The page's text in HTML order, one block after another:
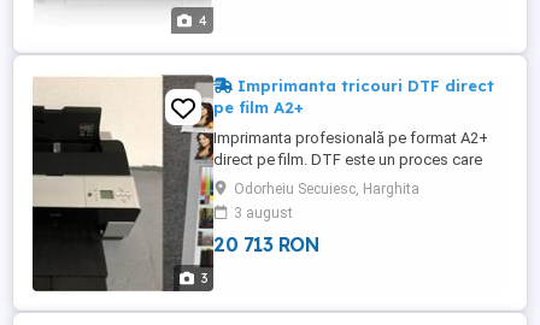
4
Cerneală ...
3
Imprimanta tricouri DTF direct
pe film A2+
Imprimanta profesională pe format A2+
direct pe film. DTF este un proces care
permite utilizatorilor să producă
transferuri textile. Noul proces DTF este
potrivit pentru tricouri, pălării, măști, genți,
umbrele și suprafețe solide, atât plate, cât
Odorheiu Secuiesc, Harghita
3 august
20 713 RON